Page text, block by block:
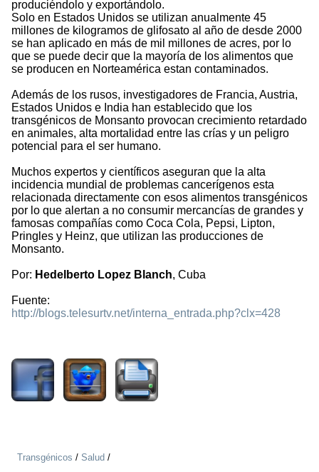
produciéndolo y exportándolo.
Solo en Estados Unidos se utilizan anualmente 45
millones de kilogramos de glifosato al año de desde 2000
se han aplicado en más de mil millones de acres, por lo
que se puede decir que la mayoría de los alimentos que
se producen en Norteamérica estan contaminados.
Además de los rusos, investigadores de Francia, Austria,
Estados Unidos e India han establecido que los
transgénicos de Monsanto provocan crecimiento retardado
en animales, alta mortalidad entre las crías y un peligro
potencial para el ser humano.
Muchos expertos y científicos aseguran que la alta
incidencia mundial de problemas cancerígenos esta
relacionada directamente con esos alimentos transgénicos
por lo que alertan a no consumir mercancías de grandes y
famosas compañías como Coca Cola, Pepsi, Lipton,
Pringles y Heinz, que utilizan las producciones de
Monsanto.
Por: Hedelberto Lopez Blanch, Cuba
Fuente:
http://blogs.telesurtv.net/interna_entrada.php?clx=428
Transgénicos / Salud /